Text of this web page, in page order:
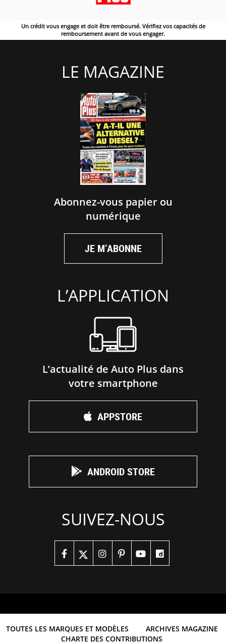
Un crédit vous engage et doit être remboursé. Vérifiez vos capacités de
remboursement avant de vous engager.
LE MAGAZINE
Abonnez-vous papier ou
numérique
JE M’ABONNE
L’APPLICATION
L’actualité de Auto Plus dans
votre smartphone
APPSTORE
ANDROID STORE
SUIVEZ-NOUS
TOUTES LES MARQUES ET MODÈLES
ARCHIVES MAGAZINE
CHARTE DES CONTRIBUTIONS